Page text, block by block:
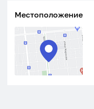
Местоположение